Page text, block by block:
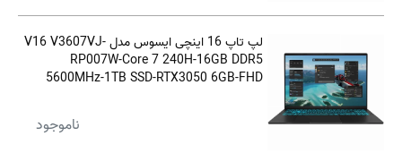
لپ تاپ 16 اینچی ایسوس مدل V16 V3607VJ-
RP007W-Core 7 240H-16GB DDR5
5600MHz-1TB SSD-RTX3050 6GB-FHD
ناموجود